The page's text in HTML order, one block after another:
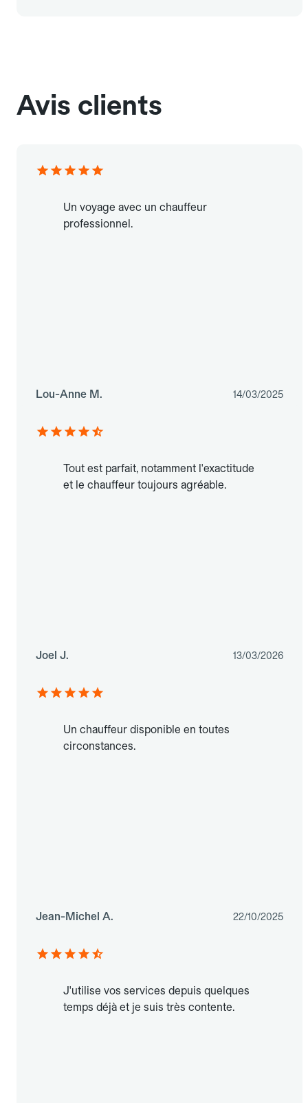
Avis clients
Un voyage avec un chauffeur
professionnel.
Lou-Anne M. 14/03/2025
Tout est parfait, notamment l'exactitude
et le chauffeur toujours agréable.
Joel J. 13/03/2026
Un chauffeur disponible en toutes
circonstances.
Jean-Michel A. 22/10/2025
J'utilise vos services depuis quelques
temps déjà et je suis très contente.